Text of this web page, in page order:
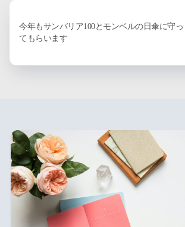
今年もサンバリア100とモンベルの日傘に守っ
てもらいます